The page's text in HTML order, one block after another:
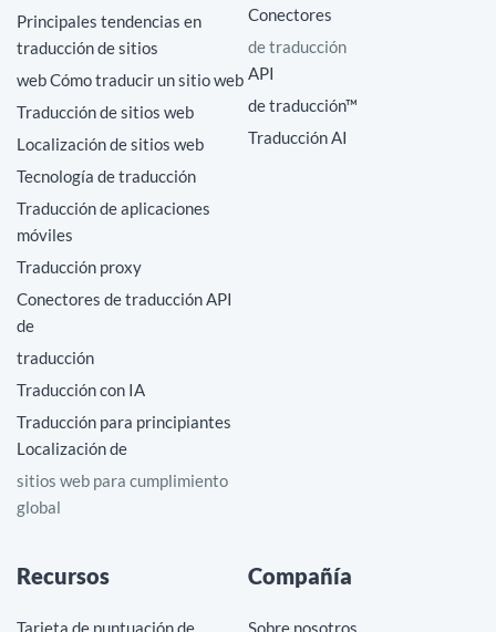
Principales tendencias en
traducción de sitios
web Cómo traducir un sitio web
Traducción de sitios web
Localización de sitios web
Tecnología de traducción
Traducción de aplicaciones
móviles
Traducción proxy
Conectores de traducción API
de
traducción
Traducción con IA
Traducción para principiantes
Localización de
sitios web para cumplimiento
global
Conectores
de traducción
API
de traducción™
Traducción AI
Recursos
Tarjeta de puntuación de
Compañía
Sobre nosotros